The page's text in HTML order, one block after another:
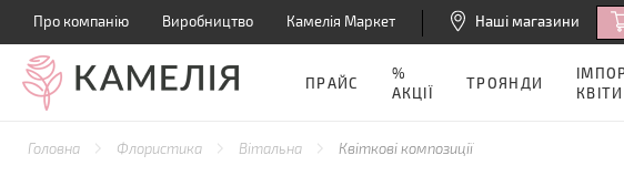
Про компанію Виробництво Камелія Маркет Наші магазини
ПРАЙС
%
АКЦІЇ
ТРОЯНДИ
КВІТИ
Головна Флористика Вітальна Квіткові композиції